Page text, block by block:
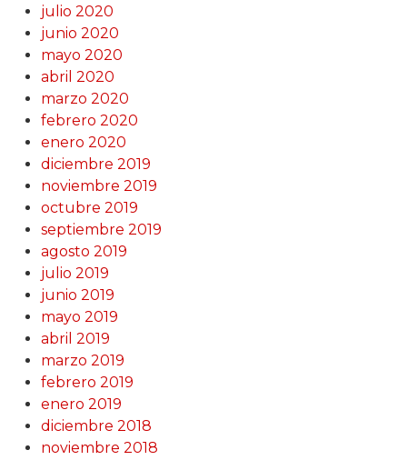
julio 2020
junio 2020
mayo 2020
abril 2020
marzo 2020
febrero 2020
enero 2020
diciembre 2019
noviembre 2019
octubre 2019
septiembre 2019
agosto 2019
julio 2019
junio 2019
mayo 2019
abril 2019
marzo 2019
febrero 2019
enero 2019
diciembre 2018
noviembre 2018